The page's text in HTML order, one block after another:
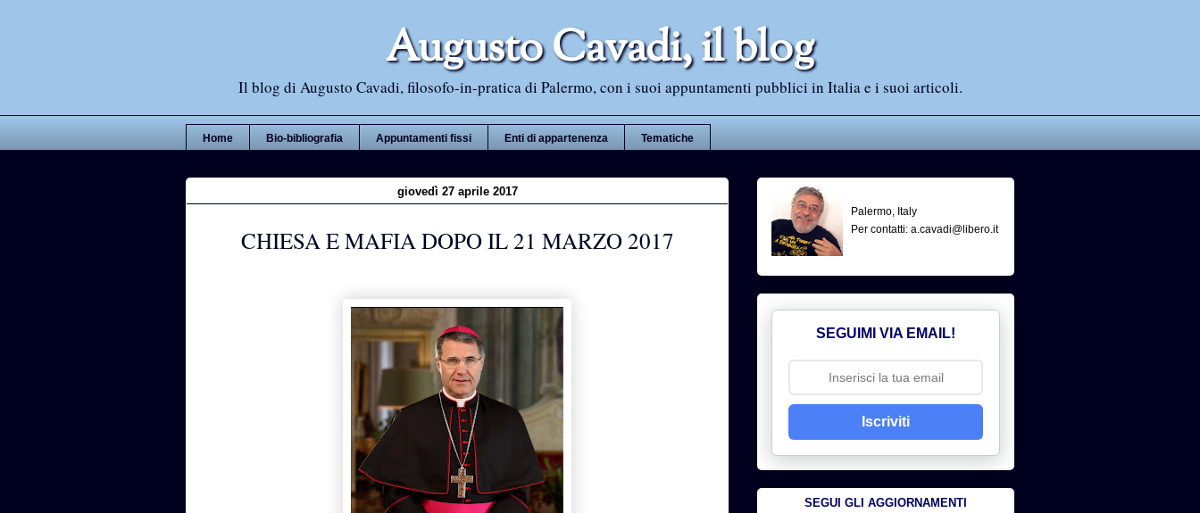
Augusto Cavadi, il blog
Il blog di Augusto Cavadi, filosofo-in-pratica di Palermo, con i suoi appuntamenti pubblici in Italia e i suoi articoli.
Home Bio-bibliografia Appuntamenti fissi Enti di appartenenza Tematiche
giovedì 27 aprile 2017
CHIESA E MAFIA DOPO IL 21 MARZO 2017
Palermo, Italy
Per contatti: a.cavadi@libero.it
SEGUIMI VIA EMAIL!
Iscriviti
SEGUI GLI AGGIORNAMENTI